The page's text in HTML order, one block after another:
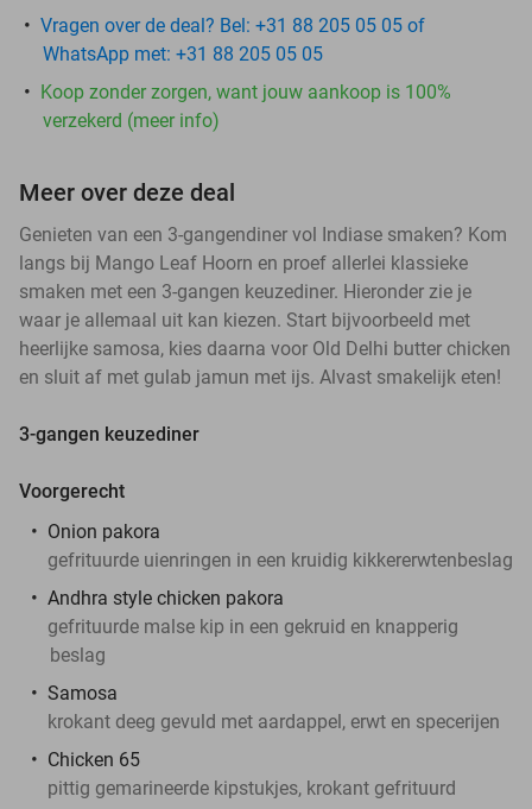
Vragen over de deal? Bel: +31 88 205 05 05 of
WhatsApp met: +31 88 205 05 05
Koop zonder zorgen, want jouw aankoop is 100%
verzekerd (meer info)
Meer over deze deal
Genieten van een 3-gangendiner vol Indiase smaken? Kom
langs bij Mango Leaf Hoorn en proef allerlei klassieke
smaken met een 3-gangen keuzediner. Hieronder zie je
waar je allemaal uit kan kiezen. Start bijvoorbeeld met
heerlijke samosa, kies daarna voor Old Delhi butter chicken
en sluit af met gulab jamun met ijs. Alvast smakelijk eten!
3-gangen keuzediner
Voorgerecht
Onion pakora
gefrituurde uienringen in een kruidig kikkererwtenbeslag
Andhra style chicken pakora
gefrituurde malse kip in een gekruid en knapperig
beslag
Samosa
krokant deeg gevuld met aardappel, erwt en specerijen
Chicken 65
pittig gemarineerde kipstukjes, krokant gefrituurd